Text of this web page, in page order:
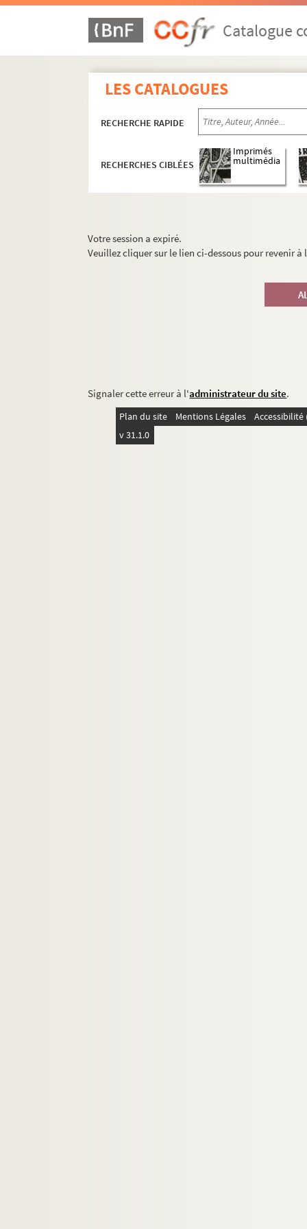
Catalogue
LES CATALOGUES
RECHERCHE RAPIDE
RECHERCHES CIBLÉES
Imprimés
multimédia
Votre session a expiré.
Veuillez cliquer sur le lien ci-dessous pour revenir
Signaler cette erreur à l'administrateur du site.
Plan du site Mentions Légales
v 31.1.0